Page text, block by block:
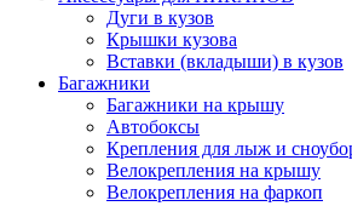
Дуги в кузов
Крышки кузова
Вставки (вкладыши) в кузов
Багажники
Багажники на крышу
Автобоксы
Крепления для лыж и
Велокрепления на крышу
Велокрепления на фаркоп